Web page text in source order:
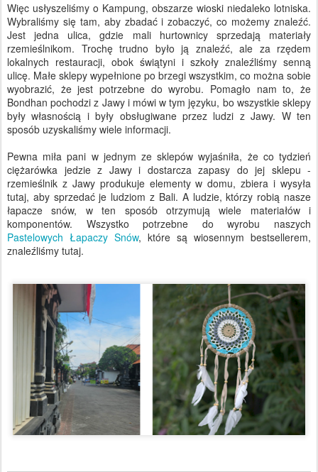
Więc usłyszeliśmy o Kampung, obszarze wioski niedaleko lotniska.
Wybraliśmy się tam, aby zbadać i zobaczyć, co możemy znaleźć.
Jest jedna ulica, gdzie mali hurtownicy sprzedają materiały
rzemieślnikom. Trochę trudno było ją znaleźć, ale za rzędem
lokalnych restauracji, obok świątyni i szkoły znaleźliśmy senną
ulicę. Małe sklepy wypełnione po brzegi wszystkim, co można sobie
wyobrazić, że jest potrzebne do wyrobu. Pomagło nam to, że
Bondhan pochodzi z Jawy i mówi w tym języku, bo wszystkie sklepy
były własnością i były obsługiwane przez ludzi z Jawy. W ten
sposób uzyskaliśmy wiele informacji.
Pewna miła pani w jednym ze sklepów wyjaśniła, że ​​co tydzień
ciężarówka jedzie z Jawy i dostarcza zapasy do jej sklepu -
rzemieślnik z Jawy produkuje elementy w domu, zbiera i wysyła
tutaj, aby sprzedać je ludziom z Bali. A ludzie, którzy robią nasze
łapacze snów, w ten sposób otrzymują wiele materiałów i
komponentów. Wszystko potrzebne do wyrobu naszych
Pastelowych Łapaczy Snów, które są wiosennym bestsellerem,
znaleźliśmy tutaj.